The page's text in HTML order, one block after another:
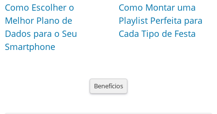
Como Escolher o
Melhor Plano de
Dados para o Seu
Smartphone
Como Montar uma
Playlist Perfeita para
Cada Tipo de Festa
Benefícios